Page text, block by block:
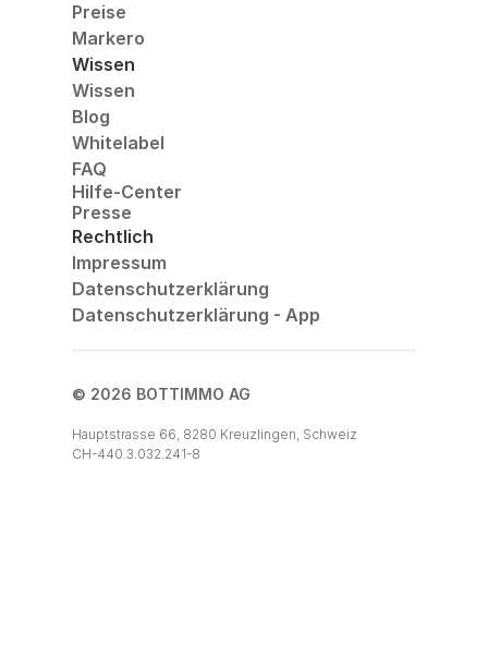
Preise
Markero
Wissen
Wissen
Blog
Whitelabel
FAQ
Hilfe-Center
Presse
Rechtlich
Impressum
Datenschutzerklärung
Datenschutzerklärung - App
© 2026 BOTTIMMO AG
Hauptstrasse 66, 8280 Kreuzlingen, Schweiz
CH-440.3.032.241-8